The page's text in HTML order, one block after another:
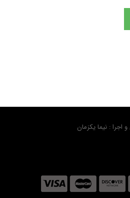
اجرا : نیما یکزمان